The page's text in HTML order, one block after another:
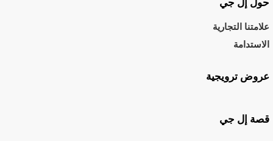
علامتنا التجارية
الاستدامة
عروض ترويجية
قصة إل جي